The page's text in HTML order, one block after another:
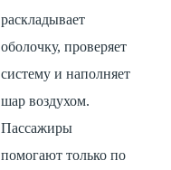
раскладывает
оболочку, проверяет
систему и наполняет
шар воздухом.
Пассажиры
помогают только по